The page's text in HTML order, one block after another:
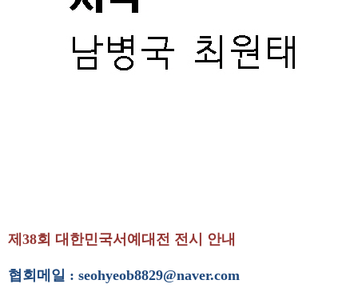
제38회 대한민국서예대전 전시 안내
협회메일 : seohyeob8829@naver.com